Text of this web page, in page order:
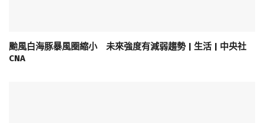
颱風白海豚暴風圈縮小 未來強度有減弱趨勢 | 生活 | 中央社
CNA